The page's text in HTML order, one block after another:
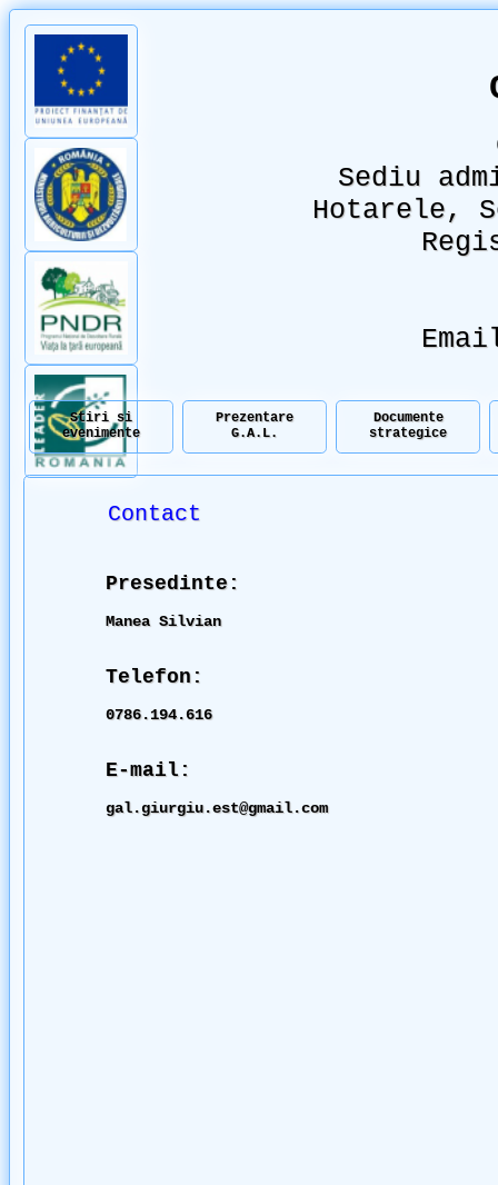
Sediu
Hotarele,
Stiri si
evenimente
Prezentare
G.A.L.
Documente
strategice
Contact
Presedinte:
Manea Silvian
Telefon:
0786.194.616
E-mail:
gal.giurgiu.est@gmail.com